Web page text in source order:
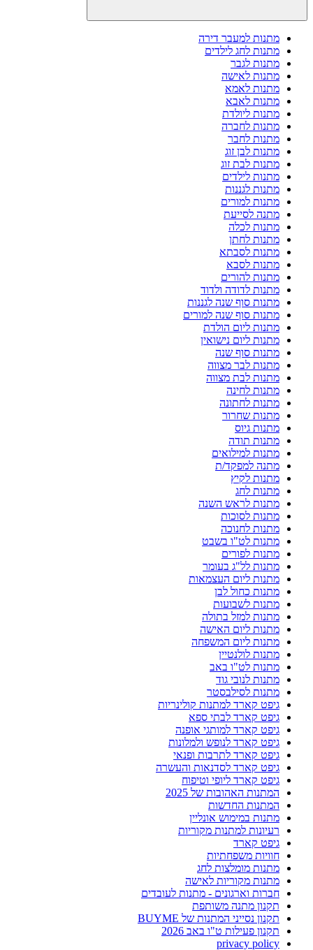
מתנות למעבר דירה
מתנות לחג לילדים
מתנות לגבר
מתנות לאישה
מתנות לאמא
מתנות לאבא
מתנות ליולדת
מתנות לחברה
מתנות לחבר
מתנות לבן זוג
מתנות לבת זוג
מתנות לילדים
מתנות לגננות
מתנות למורים
מתנה לסייעת
מתנות לכלה
מתנות לחתן
מתנות לסבתא
מתנות לסבא
מתנות להורים
מתנות לדודה ולדוד
מתנות סוף שנה לגננות
מתנות סוף שנה למורים
מתנות ליום הולדת
מתנות ליום נישואין
מתנות סוף שנה
מתנות לבר מצווה
מתנות לבת מצווה
מתנות לחינה
מתנות לחתונה
מתנות שחרור
מתנות גיוס
מתנות תודה
מתנות למילואים
מתנה למפקד/ת
מתנות לקיץ
מתנות לחג
מתנות לראש השנה
מתנות לסוכות
מתנות לחנוכה
מתנות לט"ו בשבט
מתנות לפורים
מתנות לל"ג בעומר
מתנות ליום העצמאות
מתנות כחול לבן
מתנות לשבועות
מתנות למזל בתולה
מתנות ליום האישה
מתנות ליום המשפחה
מתנות לולנטיין
מתנות לט"ו באב
מתנות לנובי גוד
מתנות לסילבסטר
גיפט קארד למתנות קולינריות
גיפט קארד לבתי ספא
גיפט קארד למותגי אופנה
גיפט קארד לנופש ולמלונות
גיפט קארד לתרבות ופנאי
גיפט קארד לסדנאות והעשרה
גיפט קארד ליופי וטיפוח
המתנות האהובות של 2025
המתנות החדשות
מתנות במימוש אונליין
רעיונות למתנות מקוריות
גיפט קארד
חוויות משפחתיות
מתנות מומלצות לחג
מתנות מקוריות לאישה
חברות וארגונים - מתנות לעובדים
תקנון מתנה משותפת
תקנון נסייני המתנות של BUYME
תקנון פעילות ט"ו באב 2026
privacy policy